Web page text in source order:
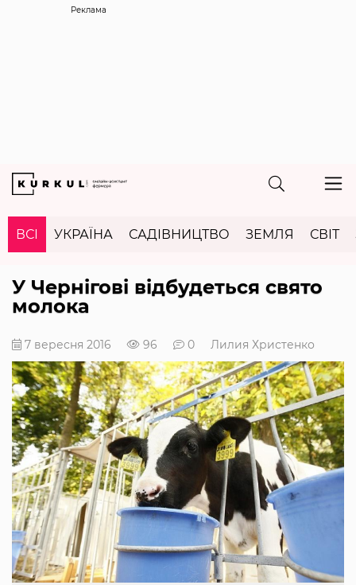
Реклама
ВСІ УКРАЇНА САДІВНИЦТВО ЗЕМЛЯ СВІТ
У Чернігові відбудеться свято
молока
7 вересня 2016 96 0 Лилия Христенко